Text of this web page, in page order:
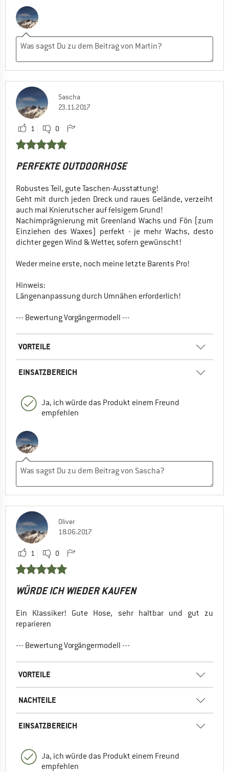
Sascha
23.11.2017
1 0
PERFEKTE OUTDOORHOSE
Robustes Teil, gute Taschen-Ausstattung!
Geht mit durch jeden Dreck und raues Gelände, verzeiht
auch mal Knierutscher auf felsigem Grund!
Nachimprägnierung mit Greenland Wachs und Fön (zum
Einziehen des Waxes) perfekt - je mehr Wachs, desto
dichter gegen Wind & Wetter, sofern gewünscht!
Weder meine erste, noch meine letzte Barents Pro!
Hinweis:
Längenanpassung durch Umnähen erforderlich!
--- Bewertung Vorgängermodell ---
VORTEILE
EINSATZBEREICH
Ja, ich würde das Produkt einem Freund
empfehlen
Oliver
18.06.2017
1 0
WÜRDE ICH WIEDER KAUFEN
Ein Klassiker! Gute Hose, sehr haltbar und gut zu
reparieren
--- Bewertung Vorgängermodell ---
VORTEILE
NACHTEILE
EINSATZBEREICH
Ja, ich würde das Produkt einem Freund
empfehlen